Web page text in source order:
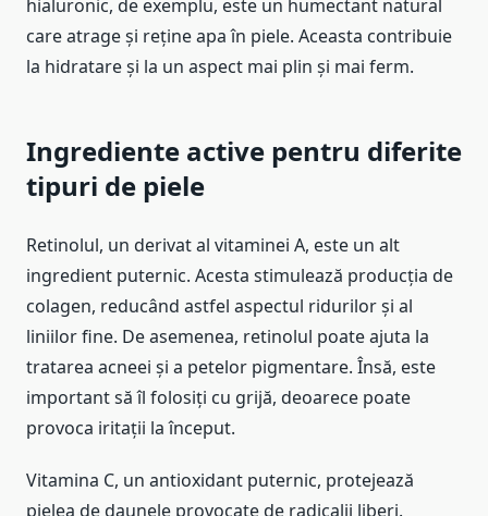
hialuronic, de exemplu, este un humectant natural
care atrage și reține apa în piele. Aceasta contribuie
la hidratare și la un aspect mai plin și mai ferm.
Ingrediente active pentru diferite
tipuri de piele
Retinolul, un derivat al vitaminei A, este un alt
ingredient puternic. Acesta stimulează producția de
colagen, reducând astfel aspectul ridurilor și al
liniilor fine. De asemenea, retinolul poate ajuta la
tratarea acneei și a petelor pigmentare. Însă, este
important să îl folosiți cu grijă, deoarece poate
provoca iritații la început.
Vitamina C, un antioxidant puternic, protejează
pielea de daunele provocate de radicalii liberi.